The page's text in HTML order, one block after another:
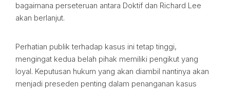
bagaimana perseteruan antara Doktif dan Richard Lee
akan berlanjut.
Perhatian publik terhadap kasus ini tetap tinggi,
mengingat kedua belah pihak memiliki pengikut yang
loyal. Keputusan hukum yang akan diambil nantinya akan
menjadi preseden penting dalam penanganan kasus